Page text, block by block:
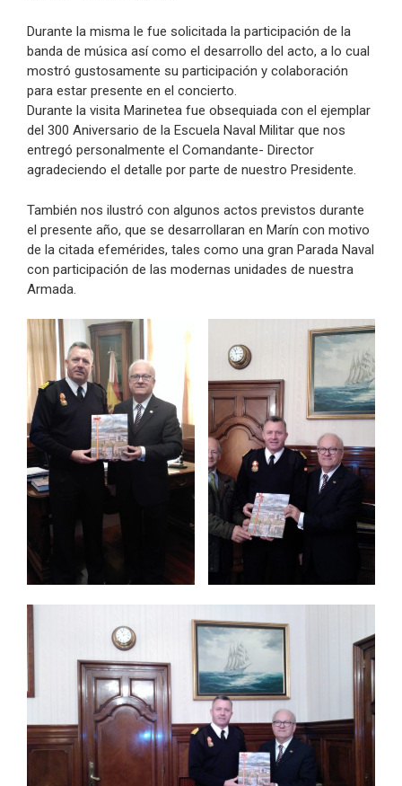
Durante la misma le fue solicitada la participación de la
banda de música así como el desarrollo del acto, a lo cual
mostró gustosamente su participación y colaboración
para estar presente en el concierto.
Durante la visita Marinetea fue obsequiada con el ejemplar
del 300 Aniversario de la Escuela Naval Militar que nos
entregó personalmente el Comandante- Director
agradeciendo el detalle por parte de nuestro Presidente.
También nos ilustró con algunos actos previstos durante
el presente año, que se desarrollaran en Marín con motivo
de la citada efemérides, tales como una gran Parada Naval
con participación de las modernas unidades de nuestra
Armada.